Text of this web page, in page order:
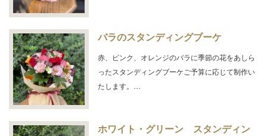
バラのスタンディングブーケ
赤、ピンク、オレンジのバラに季節の花をあしら
ったスタンディングブーケご予算に応じて制作い
たします。…
ホワイト・グリーン スタンディン